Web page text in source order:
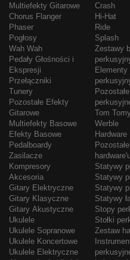
Multiefekty Gitarowe
Chorus Flanger
Phaser
Pogłosy
Wah Wah
Pedały Głośności i
Ekspresji
Przełączniki
Tunery
Pozostałe Efekty
Gitarowe
Multiefekty Basowe
Efekty Basowe
Pedalboardy
Zasilacze
Kompresory
Akcesoria
Gitary Elektryczne
Gitary Klasyczne
Gitary Akustyczne
Ukulele
Ukulele Sopranowe
Ukulele Koncertowe
Ukulele Elektryczne
Crash
Hi-Hat
Ride
Splash
Zestawy
Elementy
Tom
Werble
Hardware
Statywy
Statywy
Statywy
Statywy
Stopy
Stołki
Zestaw